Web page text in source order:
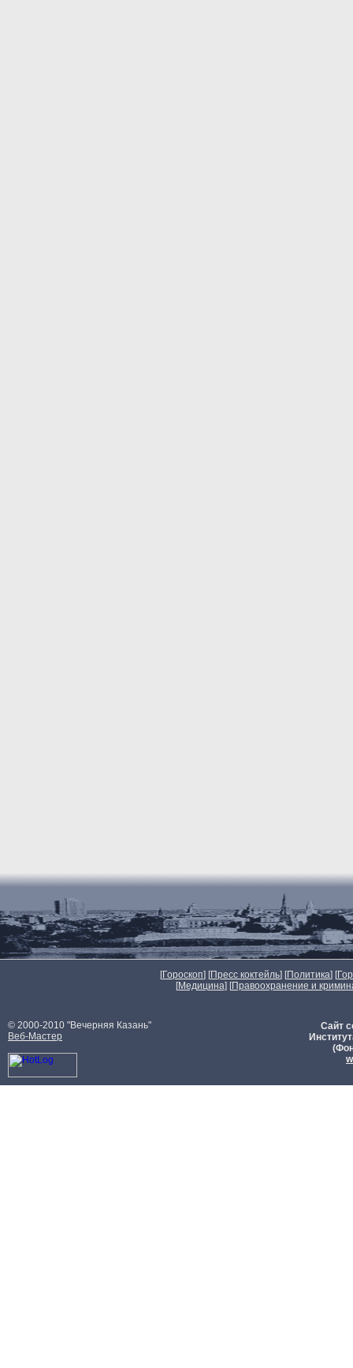
[Гороскоп] [Пресс коктейль] [Политика] [
[Медицина] [Правоохранение и
© 2000-2010 "Вечерняя Казань"
Веб-Мастер
Сайт